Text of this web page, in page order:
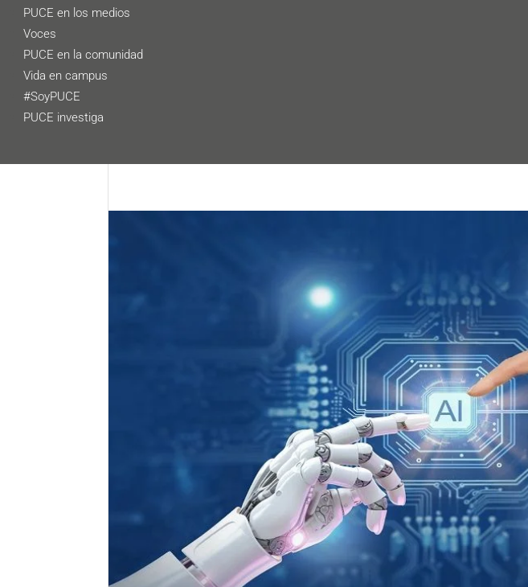
PUCE en los medios
Voces
PUCE en la comunidad
Vida en campus
#SoyPUCE
PUCE investiga